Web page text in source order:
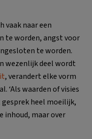
vaak naar een
te worden, angst voor
te worden.
wezenlijk deel wordt
, verandert elke vorm
‘Als waarden of visies
heel moeilijk,
inhoud, maar over